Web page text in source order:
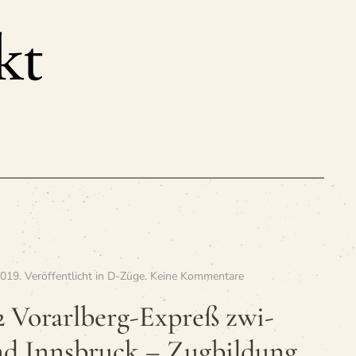
. Veröffentlicht in D-Züge. Keine Kommentarezu
351
/
D 352
Vor­
Vor­arl­berg-Expreß zwi­